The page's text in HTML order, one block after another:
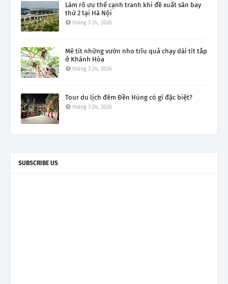
Làm rõ ưu thế cạnh tranh khi đề xuất sân bay
thứ 2 tại Hà Nội
tháng 3 24, 2026
Mê tít những vườn nho trĩu quả chạy dài tít tắp
ở Khánh Hòa
tháng 3 24, 2026
Tour du lịch đêm Đền Hùng có gì đặc biệt?
tháng 3 24, 2026
SUBSCRIBE US